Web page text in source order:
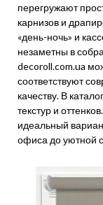
перегружают
карнизов и
«день-ночь» и
незаметны в
decoroll.com.ua
соответствуют
качеству. В
текстур и
идеальный
офиса до уютной